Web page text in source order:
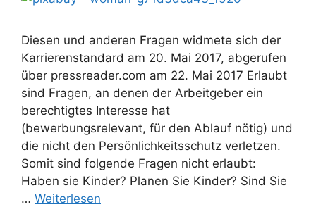
Diesen und anderen Fragen widmete sich der
Karrierenstandard am 20. Mai 2017, abgerufen
über pressreader.com am 22. Mai 2017 Erlaubt
sind Fragen, an denen der Arbeitgeber ein
berechtigtes Interesse hat
(bewerbungsrelevant, für den Ablauf nötig) und
die nicht den Persönlichkeitsschutz verletzen.
Somit sind folgende Fragen nicht erlaubt:
Haben sie Kinder? Planen Sie Kinder? Sind Sie
… Weiterlesen